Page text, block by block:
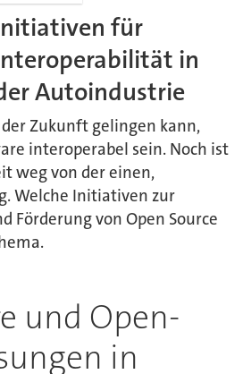
für
in
Autoindustrie
Zukunft gelingen kann,
interoperabel sein. Noch ist
weg von der einen,
Welche Initiativen zur
Förderung von Open Source
und Open-
in